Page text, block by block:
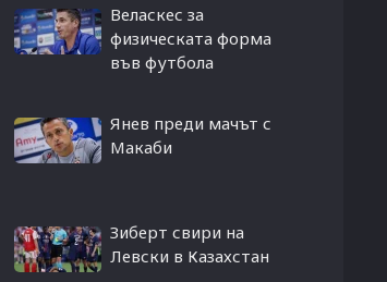
Веласкес за
физическата форма
във футбола
Янев преди мачът с
Макаби
Зиберт свири на
Левски в Казахстан